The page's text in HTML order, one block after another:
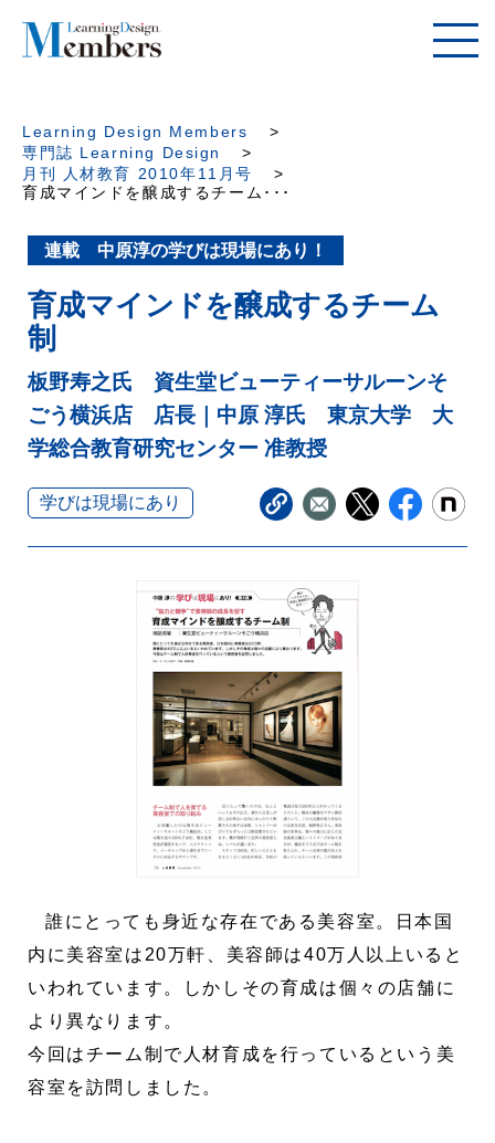
Learning Design Members
専門誌 Learning Design
月刊 人材教育 2010年11月号
育成マインドを醸成するチーム･･･
連載 中原淳の学びは現場にあり！
育成マインドを醸成するチーム
制
板野寿之氏 資生堂ビューティーサルーンそ
ごう横浜店 店長｜中原 淳氏 東京大学 大
学総合教育研究センター 准教授
学びは現場にあり
誰にとっても身近な存在である美容室。日本国
内に美容室は20万軒、美容師は40万人以上いると
いわれています。しかしその育成は個々の店舗に
より異なります。
今回はチーム制で人材育成を行っているという美
容室を訪問しました。